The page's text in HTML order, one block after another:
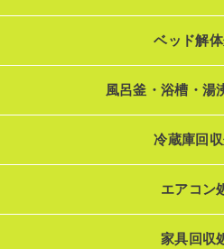
ベッド解
風呂釜・浴槽・湯
冷蔵庫回
エアコン
家具回収